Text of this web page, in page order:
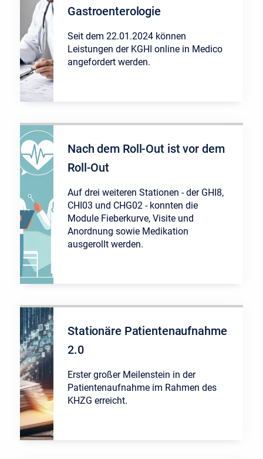
Gastroenterologie
Seit dem 22.01.2024 können
Leistungen der KGHI online in Medico
angefordert werden.
Nach dem Roll-Out ist vor dem
Roll-Out
Auf drei weiteren Stationen - der GHI8,
CHI03 und CHG02 - konnten die
Module Fieberkurve, Visite und
Anordnung sowie Medikation
ausgerollt werden.
Stationäre Patientenaufnahme
2.0
Erster großer Meilenstein in der
Patientenaufnahme im Rahmen des
KHZG erreicht.